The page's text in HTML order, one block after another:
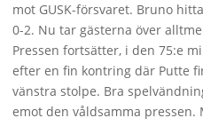
mot GUSK-försvaret. Bruno
0-2. Nu tar gästerna över
Pressen fortsätter, i den 75:e
efter en fin kontring där Putte
vänstra stolpe. Bra
emot den våldsamma